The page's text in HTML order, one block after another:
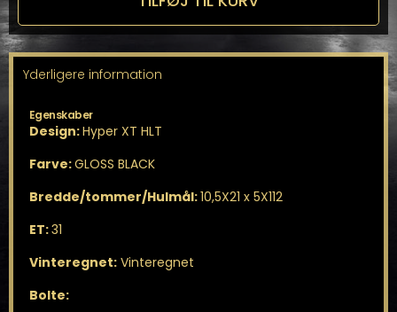
5X112
Yderligere information
Egenskaber
Design:Hyper XT HLT
Farve:GLOSS BLACK
Bredde/tommer/Hulmål:10,5X21 x 5X112
ET:31
Vinteregnet:Vinteregnet
Bolte: